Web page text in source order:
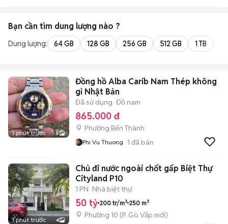
Bạn cần tìm dung lượng nào ?
Dung lượng: 64 GB 128 GB 256 GB 512 GB 1 TB
1 phút trước 5
Đồng hồ Alba Carib Nam Thép không
gỉ Nhật Bản
Đã sử dụng Đồ nam
865.000 đ
Phường Bến Thành
Phi Vu Thuong 1 đã bán
1 phút trước 4
Chủ đi nước ngoài chốt gấp Biệt Thự
Cityland P10
1 PN Nhà biệt thự
50 tỷ 200 tr/m² 250 m²
Phường 10 (P. Gò Vấp mới)